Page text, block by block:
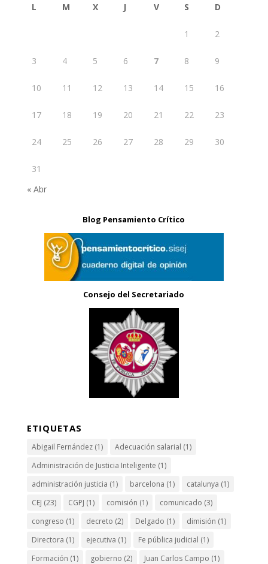
L M X J V S D
1 2
3 4 5 6 7 8 9
10 11 12 13 14 15 16
17 18 19 20 21 22 23
24 25 26 27 28 29 30
31
« Abr
Blog Pensamiento Crítico
Consejo del Secretariado
ETIQUETAS
Abigail Fernández(1) Adecuación salarial (1)
Administración de Justicia Inteligente (1)
administración justicia (1) barcelona (1) catalunya (1)
CEJ (23) CGPJ (1) comisión (1) comunicado (3)
congreso (1) decreto (2) Delgado (1) dimisión (1)
Directora (1) ejecutiva (1) Fe pública judicial (1)
Formación (1) gobierno (2) Juan Carlos Campo (1)